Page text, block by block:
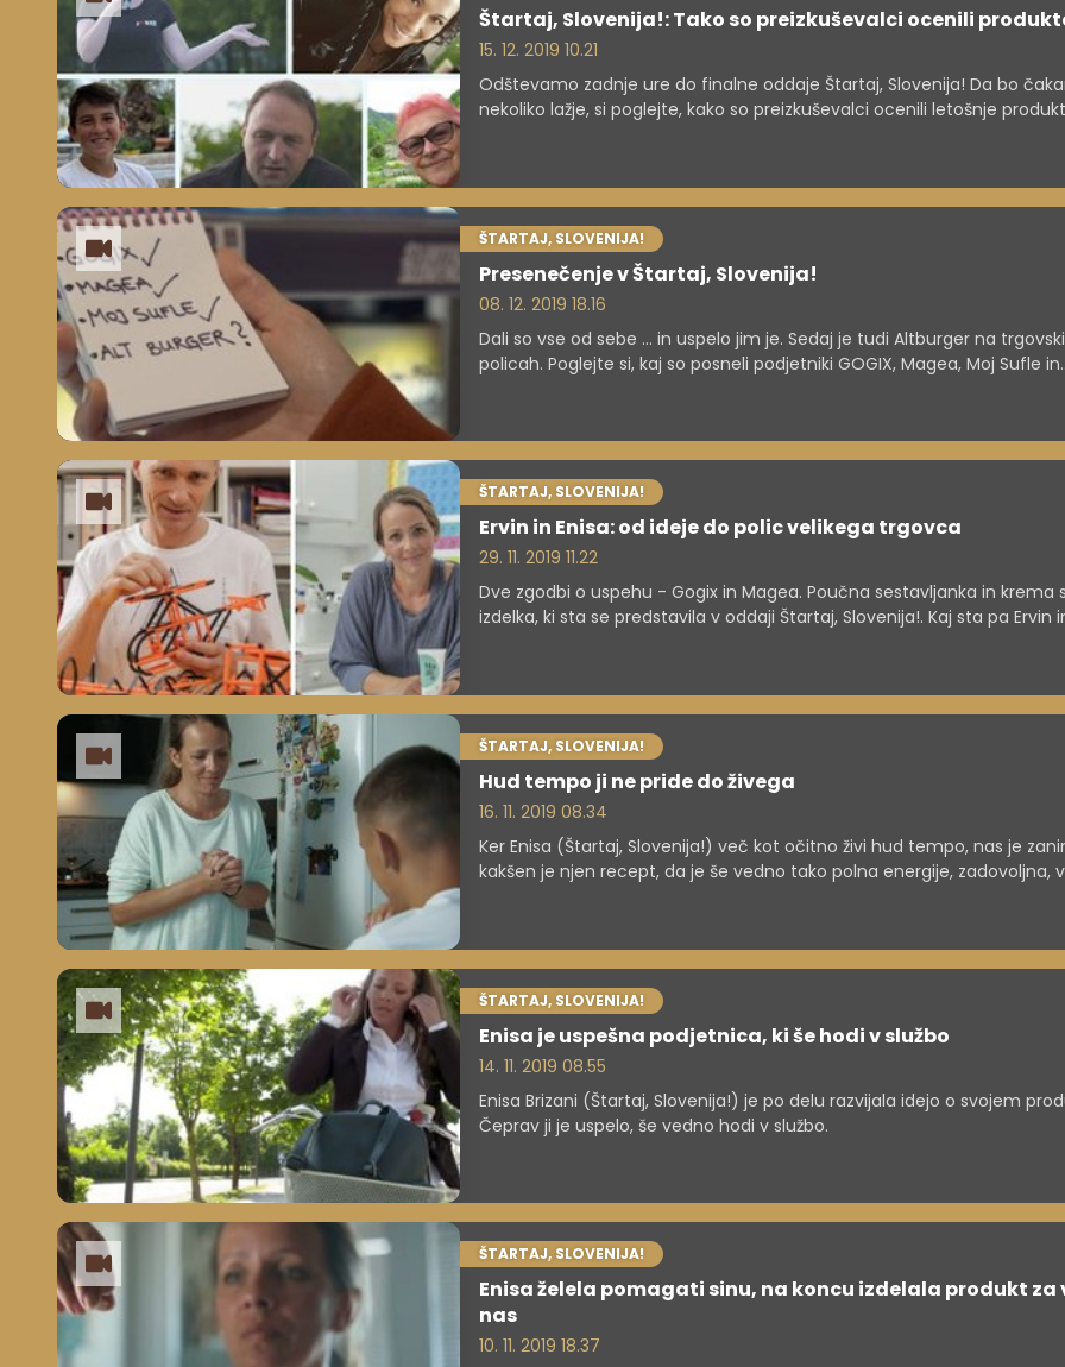
Štartaj, Slovenija!: Tako so preizkuševalci ocenili
15. 12. 2019 10.21
Odštevamo zadnje ure do finalne oddaje Štartaj, Slovenija! Da bo
nekoliko lažje, si poglejte, kako so preizkuševalci ocenili letošnje
ŠTARTAJ, SLOVENIJA!
Presenečenje v Štartaj, Slovenija!
08. 12. 2019 18.16
Dali so vse od sebe ... in uspelo jim je. Sedaj je tudi Altburger na
policah. Poglejte si, kaj so posneli podjetniki GOGIX, Magea, Moj Sufle in
ŠTARTAJ, SLOVENIJA!
Ervin in Enisa: od ideje do polic velikega trgovca
29. 11. 2019 11.22
Dve zgodbi o uspehu - Gogix in Magea. Poučna sestavljanka in krema
izdelka, ki sta se predstavila v oddaji Štartaj, Slovenija!. Kaj sta pa Ervin
ŠTARTAJ, SLOVENIJA!
Hud tempo ji ne pride do živega
16. 11. 2019 08.34
Ker Enisa (Štartaj, Slovenija!) več kot očitno živi hud tempo, nas je
kakšen je njen recept, da je še vedno tako polna energije, zadovoljna,
ŠTARTAJ, SLOVENIJA!
Enisa je uspešna podjetnica, ki še hodi v službo
14. 11. 2019 08.55
Enisa Brizani (Štartaj, Slovenija!) je po delu razvijala idejo o svojem
Čeprav ji je uspelo, še vedno hodi v službo.
ŠTARTAJ, SLOVENIJA!
Enisa želela pomagati sinu, na koncu izdelala produkt za
nas
10. 11. 2019 18.37